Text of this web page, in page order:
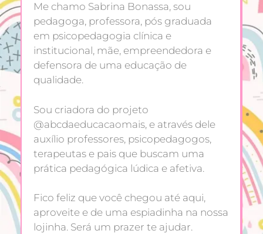
Me chamo Sabrina Bonassa, sou
pedagoga, professora, pós graduada
em psicopedagogia clínica e
institucional, mãe, empreendedora e
defensora de uma educação de
qualidade.
Sou criadora do projeto
@abcdaeducacaomais, e através dele
auxílio professores, psicopedagogos,
terapeutas e pais que buscam uma
prática pedagógica lúdica e afetiva.
Fico feliz que você chegou até aqui,
aproveite e de uma espiadinha na nossa
lojinha. Será um prazer te ajudar.